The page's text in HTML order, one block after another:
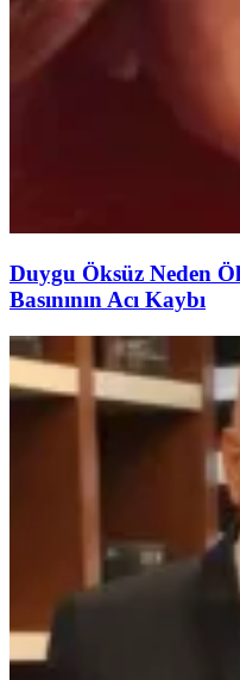
Duygu Öksüz Neden
Basınının Acı Kaybı